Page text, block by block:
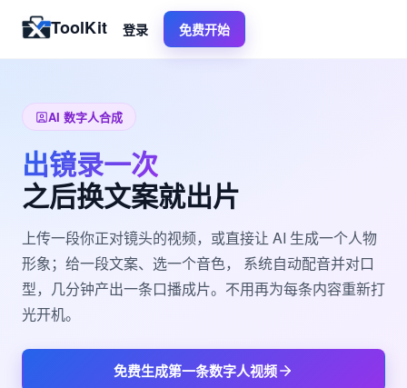
ToolKit 登录 免费开始
AI 数字人合成
出镜录一次
之后换文案就出片
上传一段你正对镜头的视频，或直接让 AI 生成一个人物
形象；给一段文案、选一个音色， 系统自动配音并对口
型，几分钟产出一条口播成片。不用再为每条内容重新打
光开机。
免费生成第一条数字人视频